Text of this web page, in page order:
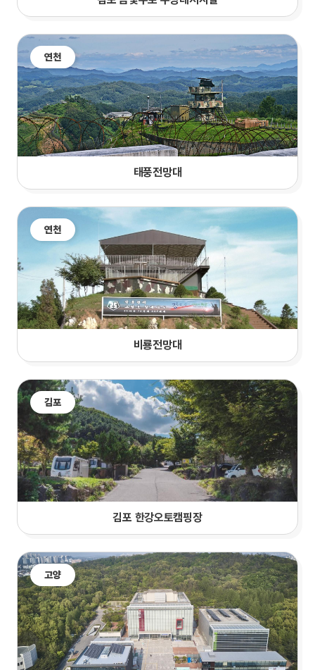
연천
태풍전망대
연천
비룡전망대
김포
김포 한강오토캠핑장
고양